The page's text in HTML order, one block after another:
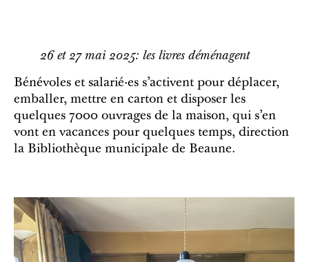
26 et 27 mai 2025: les livres déménagent
Bénévoles et salarié·es s’activent pour déplacer,
emballer, mettre en carton et disposer les
quelques 7000 ouvrages de la maison, qui s’en
vont en vacances pour quelques temps, direction
la Bibliothèque municipale de Beaune.